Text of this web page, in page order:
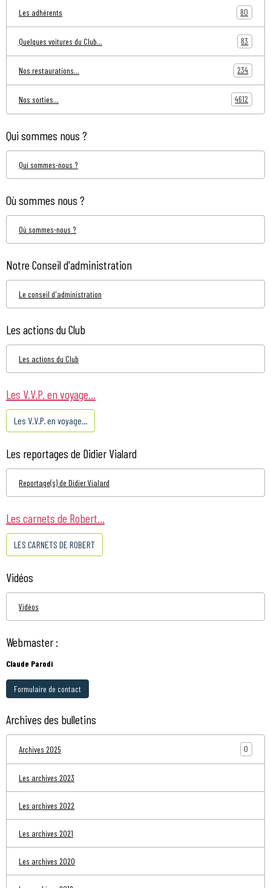
Les adhérents 80
Quelques voitures du Club... 83
Nos restaurations... 234
Nos sorties... 4612
Qui sommes nous ?
Qui sommes-nous ?
Où sommes nous ?
Où sommes-nous ?
Notre Conseil d'administration
Le conseil d'administration
Les actions du Club
Les actions du Club
Les V.V.P. en voyage...
Les V.V.P. en voyage...
Les reportages de Didier Vialard
Reportage(s) de Didier Vialard
Les carnets de Robert...
LES CARNETS DE ROBERT
Vidéos
Vidéos
Webmaster :
Claude Parodi
Formulaire de contact
Archives des bulletins
Archives 2025 0
Les archives 2023
Les archives 2022
Les archives 2021
Les archives 2020